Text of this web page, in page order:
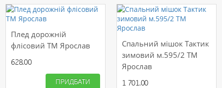
Плед дорожній
флісовий ТМ Ярослав
628.00
ПРИДБАТИ
Спальний мішок Тактик
зимовий м.595/2 ТМ
Ярослав
1 701.00